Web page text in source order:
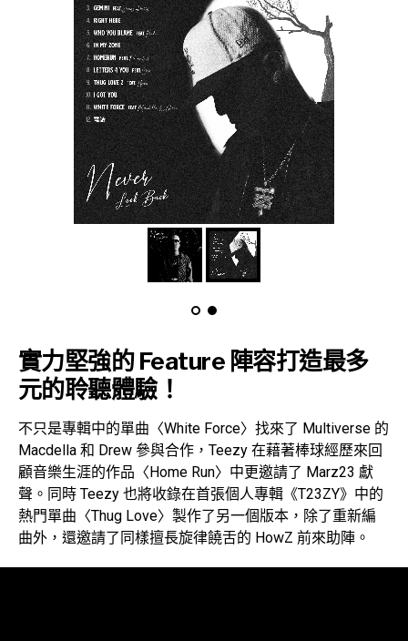
實力堅強的 Feature 陣容打造最多
元的聆聽體驗！
不只是專輯中的單曲〈White Force〉找來了 Multiverse 的
Macdella 和 Drew 參與合作，Teezy 在藉著棒球經歷來回
顧音樂生涯的作品〈Home Run〉中更邀請了 Marz23 獻
聲。同時 Teezy 也將收錄在首張個人專輯《T23ZY》中的
熱門單曲〈Thug Love〉製作了另一個版本，除了重新編
曲外，還邀請了同樣擅長旋律饒舌的 HowZ 前來助陣。